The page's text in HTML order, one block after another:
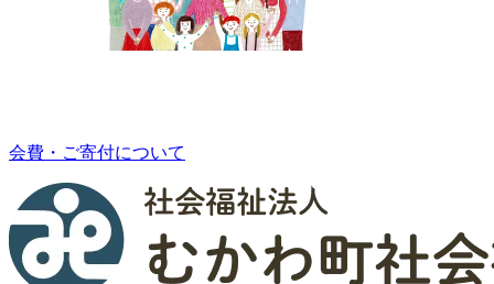
会費・ご寄付について